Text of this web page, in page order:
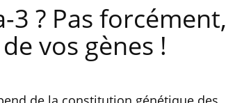
? Pas forcément,
vos gènes !